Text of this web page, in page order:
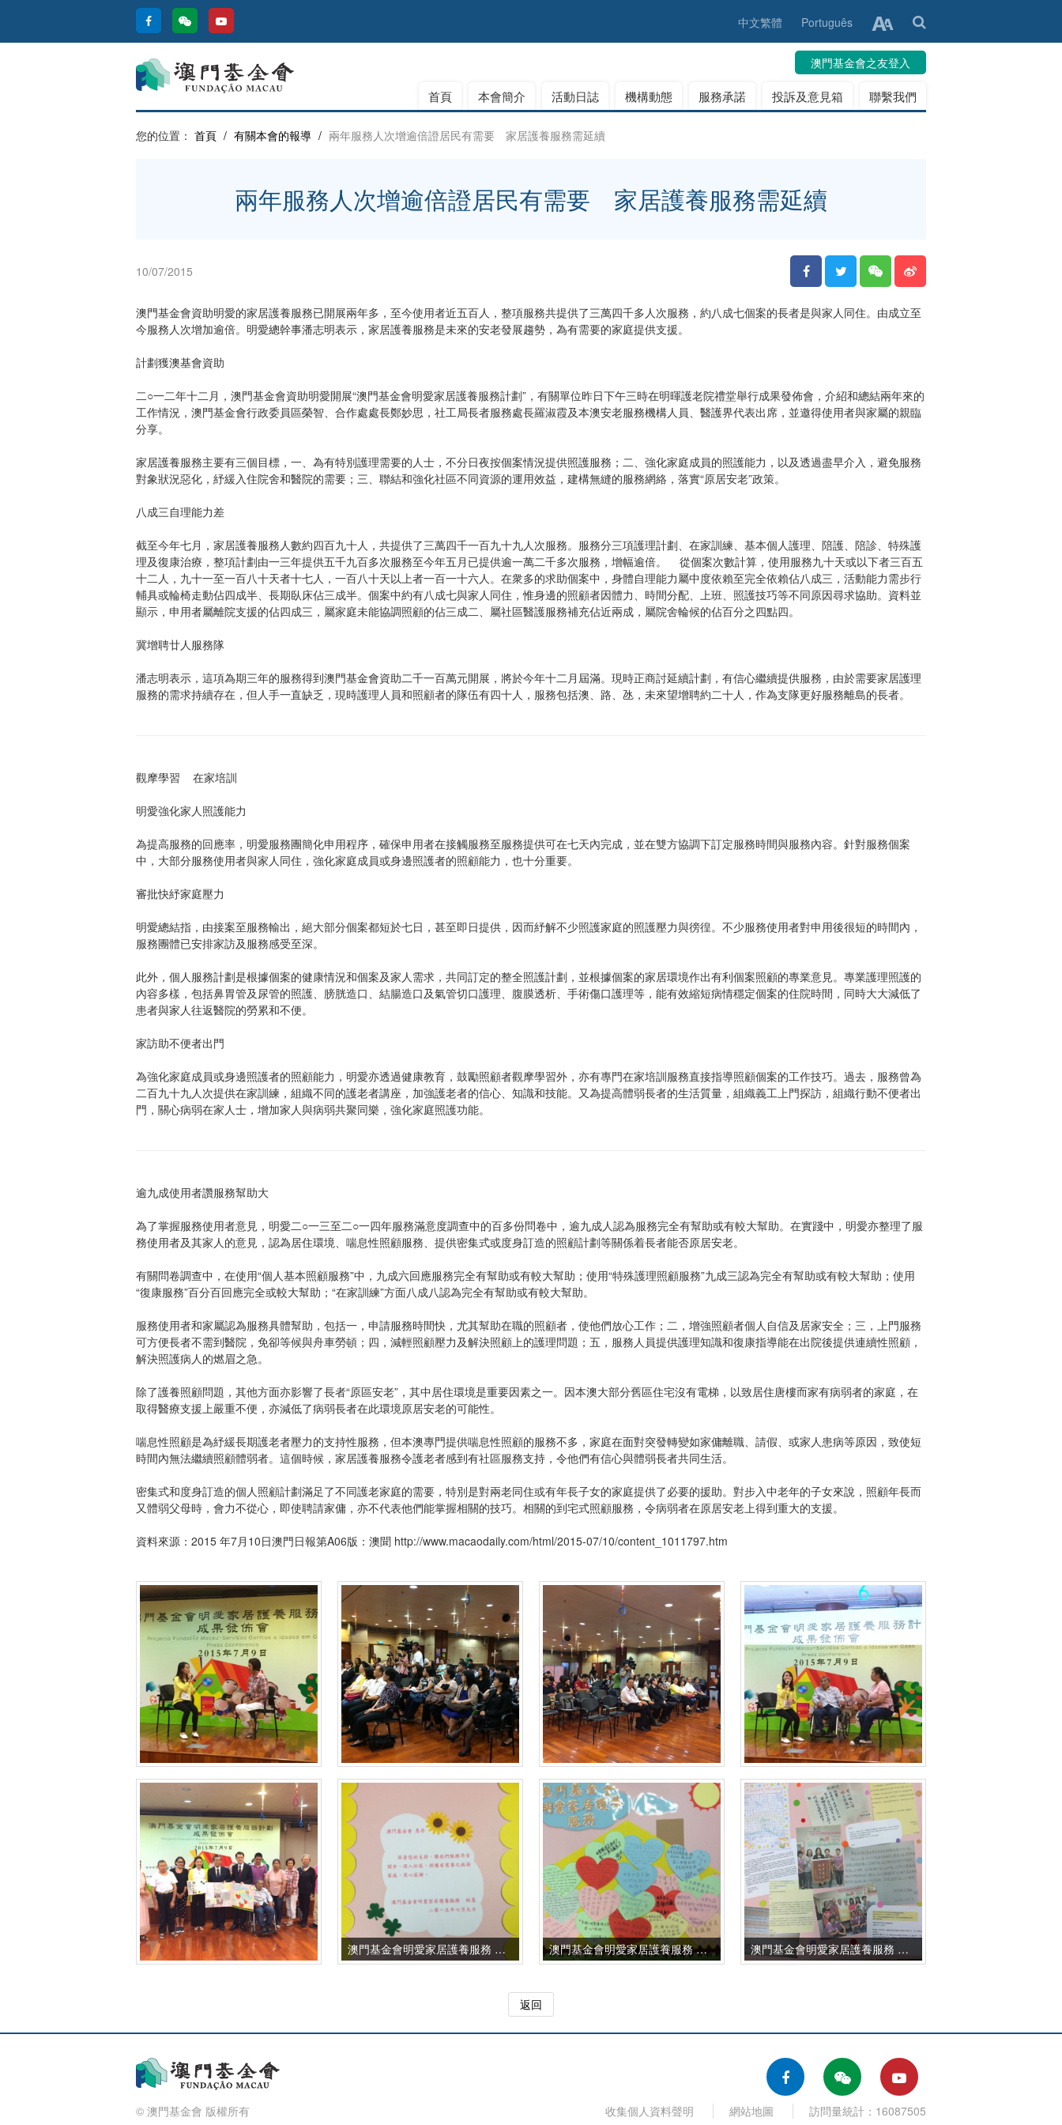
中文繁體 Português
澳門基金會之友登入
首頁 本會簡介 活動日誌 機構動態 服務承諾 投訴及意見箱 聯繫我們
您的位置： 首頁 / 有關本會的報導 / 兩年服務人次增逾倍證居民有需要 家居護養服務需延續
兩年服務人次增逾倍證居民有需要 家居護養服務需延續
10/07/2015
澳門基金會資助明愛的家居護養服務已開展兩年多，至今使用者近五百人，整項服務共提供了三萬四千多人次服務，約八成七個案的長者是與家人同住。由成立至
今服務人次增加逾倍。明愛總幹事潘志明表示，家居護養服務是未來的安老發展趨勢，為有需要的家庭提供支援。
計劃獲澳基會資助
二○一二年十二月，澳門基金會資助明愛開展“澳門基金會明愛家居護養服務計劃”，有關單位昨日下午三時在明暉護老院禮堂舉行成果發佈會，介紹和總結兩年來的
工作情況，澳門基金會行政委員區榮智、合作處處長鄭妙思，社工局長者服務處長羅淑霞及本澳安老服務機構人員、醫護界代表出席，並邀得使用者與家屬的親臨
分享。
家居護養服務主要有三個目標，一、為有特別護理需要的人士，不分日夜按個案情況提供照護服務；二、強化家庭成員的照護能力，以及透過盡早介入，避免服務
對象狀況惡化，紓緩入住院舍和醫院的需要；三、聯結和強化社區不同資源的運用效益，建構無縫的服務網絡，落實“原居安老”政策。
八成三自理能力差
截至今年七月，家居護養服務人數約四百九十人，共提供了三萬四千一百九十九人次服務。服務分三項護理計劃、在家訓練、基本個人護理、陪護、陪診、特殊護
理及復康治療，整項計劃由一三年提供五千九百多次服務至今年五月已提供逾一萬二千多次服務，增幅逾倍。 從個案次數計算，使用服務九十天或以下者三百五
十二人，九十一至一百八十天者十七人，一百八十天以上者一百一十六人。在衆多的求助個案中，身體自理能力屬中度依賴至完全依賴佔八成三，活動能力需步行
輔具或輪椅走動佔四成半、長期臥床佔三成半。個案中約有八成七與家人同住，惟身邊的照顧者因體力、時間分配、上班、照護技巧等不同原因尋求協助。資料並
顯示，申用者屬離院支援的佔四成三，屬家庭未能協調照顧的佔三成二、屬社區醫護服務補充佔近兩成，屬院舍輪候的佔百分之四點四。
冀增聘廿人服務隊
潘志明表示，這項為期三年的服務得到澳門基金會資助二千一百萬元開展，將於今年十二月屆滿。現時正商討延續計劃，有信心繼續提供服務，由於需要家居護理
服務的需求持續存在，但人手一直缺乏，現時護理人員和照顧者的隊伍有四十人，服務包括澳、路、氹，未來望增聘約二十人，作為支隊更好服務離島的長者。
觀摩學習 在家培訓
明愛強化家人照護能力
為提高服務的回應率，明愛服務團簡化申用程序，確保申用者在接觸服務至服務提供可在七天內完成，並在雙方協調下訂定服務時間與服務內容。針對服務個案
中，大部分服務使用者與家人同住，強化家庭成員或身邊照護者的照顧能力，也十分重要。
審批快紓家庭壓力
明愛總結指，由接案至服務輸出，絕大部分個案都短於七日，甚至即日提供，因而紓解不少照護家庭的照護壓力與徬徨。不少服務使用者對申用後很短的時間內，
服務團體已安排家訪及服務感受至深。
此外，個人服務計劃是根據個案的健康情況和個案及家人需求，共同訂定的整全照護計劃，並根據個案的家居環境作出有利個案照顧的專業意見。專業護理照護的
內容多樣，包括鼻胃管及尿管的照護、膀胱造口、結腸造口及氣管切口護理、腹膜透析、手術傷口護理等，能有效縮短病情穩定個案的住院時間，同時大大減低了
患者與家人往返醫院的勞累和不便。
家訪助不便者出門
為強化家庭成員或身邊照護者的照顧能力，明愛亦透過健康教育，鼓勵照顧者觀摩學習外，亦有專門在家培訓服務直接指導照顧個案的工作技巧。過去，服務曾為
二百九十九人次提供在家訓練，組織不同的護老者講座，加強護老者的信心、知識和技能。又為提高體弱長者的生活質量，組織義工上門探訪，組織行動不便者出
門，關心病弱在家人士，增加家人與病弱共聚同樂，強化家庭照護功能。
逾九成使用者讚服務幫助大
為了掌握服務使用者意見，明愛二○一三至二○一四年服務滿意度調查中的百多份問卷中，逾九成人認為服務完全有幫助或有較大幫助。在實踐中，明愛亦整理了服
務使用者及其家人的意見，認為居住環境、喘息性照顧服務、提供密集式或度身訂造的照顧計劃等關係着長者能否原居安老。
有關問卷調查中，在使用“個人基本照顧服務”中，九成六回應服務完全有幫助或有較大幫助；使用“特殊護理照顧服務”九成三認為完全有幫助或有較大幫助；使用
“復康服務”百分百回應完全或較大幫助；“在家訓練”方面八成八認為完全有幫助或有較大幫助。
服務使用者和家屬認為服務具體幫助，包括一，申請服務時間快，尤其幫助在職的照顧者，使他們放心工作；二，增強照顧者個人自信及居家安全；三，上門服務
可方便長者不需到醫院，免卻等候與舟車勞頓；四，減輕照顧壓力及解決照顧上的護理問題；五，服務人員提供護理知識和復康指導能在出院後提供連續性照顧，
解決照護病人的燃眉之急。
除了護養照顧問題，其他方面亦影響了長者“原區安老”，其中居住環境是重要因素之一。因本澳大部分舊區住宅沒有電梯，以致居住唐樓而家有病弱者的家庭，在
取得醫療支援上嚴重不便，亦減低了病弱長者在此環境原居安老的可能性。
喘息性照顧是為紓緩長期護老者壓力的支持性服務，但本澳專門提供喘息性照顧的服務不多，家庭在面對突發轉變如家傭離職、請假、或家人患病等原因，致使短
時間內無法繼續照顧體弱者。這個時候，家居護養服務令護老者感到有社區服務支持，令他們有信心與體弱長者共同生活。
密集式和度身訂造的個人照顧計劃滿足了不同護老家庭的需要，特別是對兩老同住或有年長子女的家庭提供了必要的援助。對步入中老年的子女來說，照顧年長而
又體弱父母時，會力不從心，即使聘請家傭，亦不代表他們能掌握相關的技巧。相關的到宅式照顧服務，令病弱者在原居安老上得到重大的支援。
資料來源：2015 年7月10日澳門日報第A06版：澳聞 http://www.macaodaily.com/html/2015-07/10/content_1011797.htm
澳門基金會明愛家居護養服務 感謝卡-封面 澳門基金會明愛家居護養服務 感謝卡-內頁1 澳門基金會明愛家居護養服務 感謝卡-內頁2
返回
© 澳門基金會 版權所有 收集個人資料聲明 網站地圖 訪問量統計：16087505